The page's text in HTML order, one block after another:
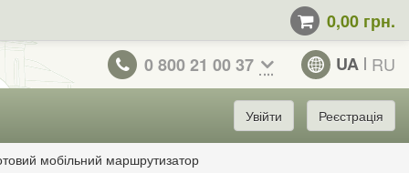
0,00 грн.
0 800 21 00 37 UA RU
Увійти Реєстрація
мобільний маршрутизатор